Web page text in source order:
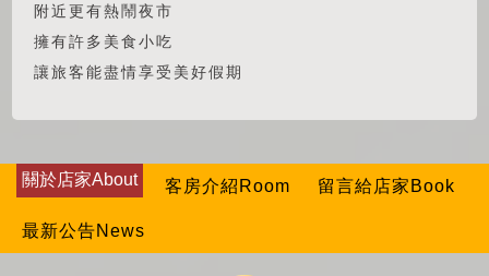
附近更有熱鬧夜市
擁有許多美食小吃
讓旅客能盡情享受美好假期
關於店家About 客房介紹Room 留言給店家Book
最新公告News